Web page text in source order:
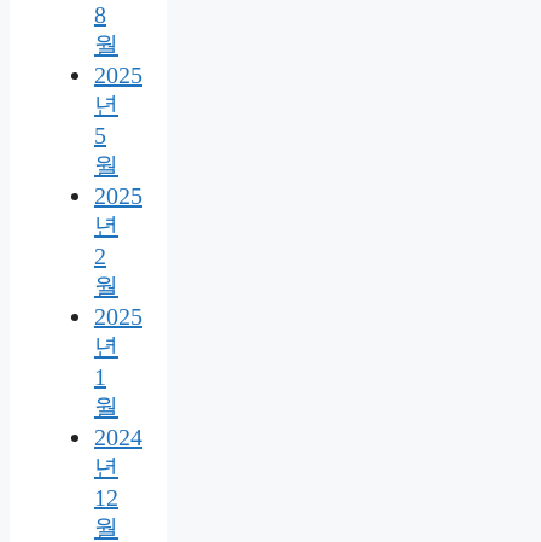
8
월
2025
년
5
월
2025
년
2
월
2025
년
1
월
2024
년
12
월